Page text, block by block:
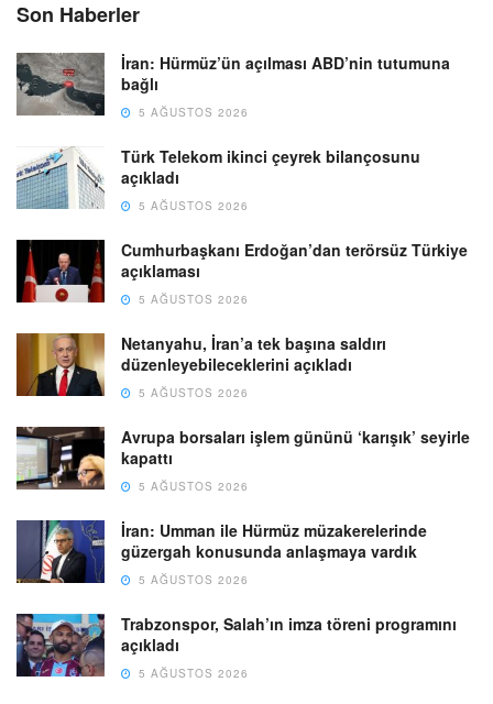
Son Haberler
İran: Hürmüz’ün açılması ABD’nin tutumuna
bağlı
5 AĞUSTOS 2026
Türk Telekom ikinci çeyrek bilançosunu
açıkladı
5 AĞUSTOS 2026
Cumhurbaşkanı Erdoğan’dan terörsüz Türkiye
açıklaması
5 AĞUSTOS 2026
Netanyahu, İran’a tek başına saldırı
düzenleyebileceklerini açıkladı
5 AĞUSTOS 2026
Avrupa borsaları işlem gününü ‘karışık’ seyirle
kapattı
5 AĞUSTOS 2026
İran: Umman ile Hürmüz müzakerelerinde
güzergah konusunda anlaşmaya vardık
5 AĞUSTOS 2026
Trabzonspor, Salah’ın imza töreni programını
açıkladı
5 AĞUSTOS 2026